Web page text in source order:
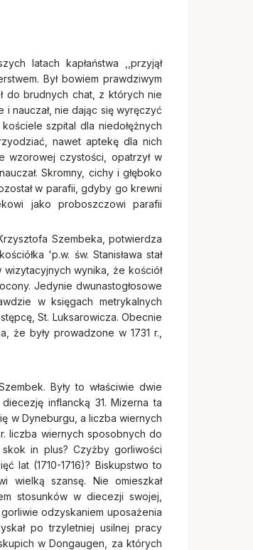
latach kapłaństwa ,,przyjął
Był bowiem prawdziwym
do brudnych chat, z których nie
i nauczał, nie dając się wyręczyć
szpital dla niedołężnych
nawet aptekę dla nich
wzorowej czystości, opatrzył w
Skromny, cichy i głęboko
w parafii, gdyby go krewni
jako proboszczowi parafii
Szembeka, potwierdza
'p.w. św. Stanisława stał
wynika, że kościół
Jedynie dwunastogłosowe
w księgach metrykalnych
St. Luksarowicza. Obecnie
że były prowadzone w 1731 r.,
Były to właściwie dwie
inflancką 31. Mizerna ta
w Dyneburgu, a liczba wiernych
liczba wiernych sposobnych do
in plus? Czyżby gorliwości
lat (1710-1716)? Biskupstwo to
wielką szansę. Nie omieszkał
stosunków w diecezji swojej,
odzyskaniem uposażenia
po trzyletniej usilnej pracy
w Dongaugen, za których